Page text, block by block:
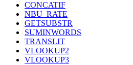
CONCATIF
NBU_RATE
GETSUBSTR
SUMINWORDS
TRANSLIT
VLOOKUP2
VLOOKUP3